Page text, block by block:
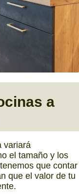
a
variará
el tamaño y los
que contar
que el valor de tu